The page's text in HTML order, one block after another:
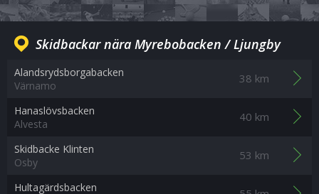
Skidbackar nära Myrebobacken / Ljungby
Alandsrydsborgabacken
Värnamo
38 km
Hanaslövsbacken
Alvesta
40 km
Skidbacke Klinten
Osby
53 km
Hultagärdsbacken